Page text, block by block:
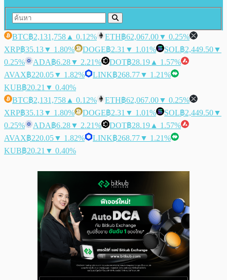
BTC฿2,131,758 ▲ 0.12% ETH฿62,067.00▼ 0.25%
XRP฿35.13▼ 1.80% DOGE฿2.31 ▼ 1.01% SOL฿2,449.50▼
0.25%
ADA฿6.28▼ 2.21% DOT฿28.19 ▲ 1.57%
AVAX฿220.05▼ 1.82% LINK฿268.77▼ 1.21%
KUB฿20.21 ▼ 0.40%
BTC฿2,131,758 ▲ 0.12% ETH฿62,067.00▼ 0.25%
XRP฿35.13▼ 1.80% DOGE฿2.31 ▼ 1.01% SOL฿2,449.50▼
0.25%
ADA฿6.28▼ 2.21% DOT฿28.19 ▲ 1.57%
AVAX฿220.05▼ 1.82% LINK฿268.77▼ 1.21%
KUB฿20.21 ▼ 0.40%